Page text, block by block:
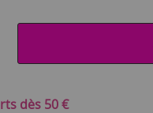
dès 50 €